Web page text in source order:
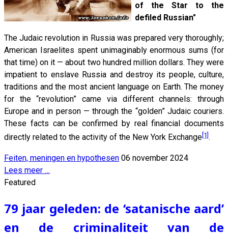
of the Star to the
defiled Russian"
The Judaic revolution in Russia was prepared very thoroughly;
American Israelites spent unimaginably enormous sums (for
that time) on it — about two hundred million dollars. They were
impatient to enslave Russia and destroy its people, culture,
traditions and the most ancient language on Earth. The money
for the “revolution” came via different channels: through
Europe and in person — through the “golden” Judaic couriers.
These facts can be confirmed by real financial documents
directly related to the activity of the New York Exchange[1].
Feiten, meningen en hypothesen 06 november 2024
Lees meer …
Featured
79 jaar geleden: de ‘satanische aard’
en de criminaliteit van de